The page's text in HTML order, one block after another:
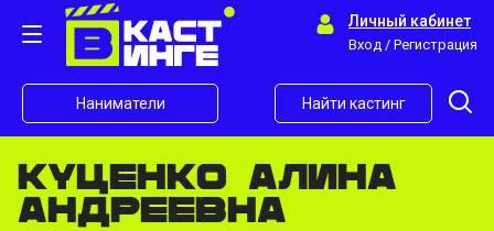
Личный кабинет
Вход / Регистрация
Наниматели Найти кастинг
Куценко Алина
Андреевна